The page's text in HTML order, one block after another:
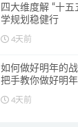
四大维度解 “十
学规划稳健行
4天前
如何做好明年的
把手教你做好明
4天前